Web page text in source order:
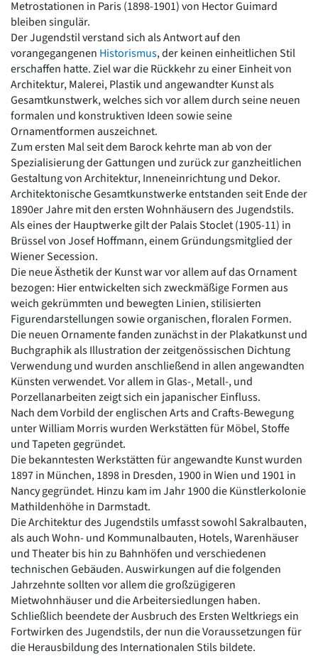
Impressum
Datenschutz
Suchbegriff eingeben
Metrostationen in Paris (1898-1901) von Hector Guimard
bleiben singulär.
Der Jugendstil verstand sich als Antwort auf den
vorangegangenen Historismus, der keinen einheitlichen Stil
erschaffen hatte. Ziel war die Rückkehr zu einer Einheit von
Architektur, Malerei, Plastik und angewandter Kunst als
Gesamtkunstwerk, welches sich vor allem durch seine neuen
formalen und konstruktiven Ideen sowie seine
Ornamentformen auszeichnet.
Zum ersten Mal seit dem Barock kehrte man ab von der
Spezialisierung der Gattungen und zurück zur ganzheitlichen
Gestaltung von Architektur, Inneneinrichtung und Dekor.
Architektonische Gesamtkunstwerke entstanden seit Ende der
1890er Jahre mit den ersten Wohnhäusern des Jugendstils.
Als eines der Hauptwerke gilt der Palais Stoclet (1905-11) in
Brüssel von Josef Hoffmann, einem Gründungsmitglied der
Wiener Secession.
Die neue Ästhetik der Kunst war vor allem auf das Ornament
bezogen: Hier entwickelten sich zweckmäßige Formen aus
weich gekrümmten und bewegten Linien, stilisierten
Figurendarstellungen sowie organischen, floralen Formen.
Die neuen Ornamente fanden zunächst in der Plakatkunst und
Buchgraphik als Illustration der zeitgenössischen Dichtung
Verwendung und wurden anschließend in allen angewandten
Künsten verwendet. Vor allem in Glas-, Metall-, und
Porzellanarbeiten zeigt sich ein japanischer Einfluss.
Nach dem Vorbild der englischen Arts and Crafts-Bewegung
unter William Morris wurden Werkstätten für Möbel, Stoffe
und Tapeten gegründet.
Die bekanntesten Werkstätten für angewandte Kunst wurden
1897 in München, 1898 in Dresden, 1900 in Wien und 1901 in
Nancy gegründet. Hinzu kam im Jahr 1900 die Künstlerkolonie
Mathildenhöhe in Darmstadt.
Die Architektur des Jugendstils umfasst sowohl Sakralbauten,
als auch Wohn- und Kommunalbauten, Hotels, Warenhäuser
und Theater bis hin zu Bahnhöfen und verschiedenen
technischen Gebäuden. Auswirkungen auf die folgenden
Jahrzehnte sollten vor allem die großzügigeren
Mietwohnhäuser und die Arbeitersiedlungen haben.
Schließlich beendete der Ausbruch des Ersten Weltkriegs ein
Fortwirken des Jugendstils, der nun die Voraussetzungen für
die Herausbildung des Internationalen Stils bildete.